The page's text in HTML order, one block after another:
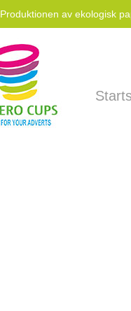
Produktionen av ekologisk
Avio cateringprodukter.